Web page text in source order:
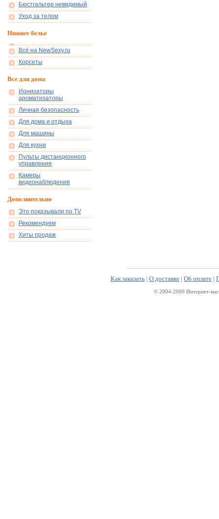
Бюстгальтер невидимый
Уход за телом
Нижнее белье
Всё на NewSexy.ru
Корсеты
Все для дома
Ионизаторы
ароматизаторы
Личная безопасность
Для дома и отдыха
Для машины
Для кухни
Пульты дистанционного
управления
Камеры
видеонаблюдения
Дополнительно
Это показывали по TV
Рекомендуем
Хиты продаж
Как заказать | О доставке | Об оплате |
© 2004-2009 Интернет-